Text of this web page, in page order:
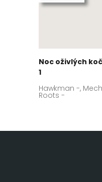
Noc oživlých
1
Hawkman -,
Roots -